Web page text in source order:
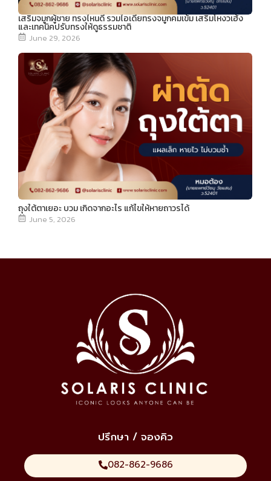
เสริมจมูกผู้ชาย ทรงไหนดี รวมไอเดียทรงจมูกคมเข้ม เสริมโหงวเฮ้ง
และเทคนิคปรับทรงให้ดูธรรมชาติ
June 29, 2026
ถุงใต้ตาเยอะ บวม เกิดจากอะไร แก้ไขให้หายถาวรได้
June 5, 2026
ปรึกษา / จองคิว
082-862-9686